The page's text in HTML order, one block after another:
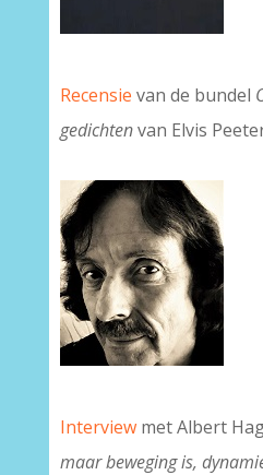
Recensie van de bundel
gedichtenvan Elvis
Interviewmet Albert
maar beweging is,